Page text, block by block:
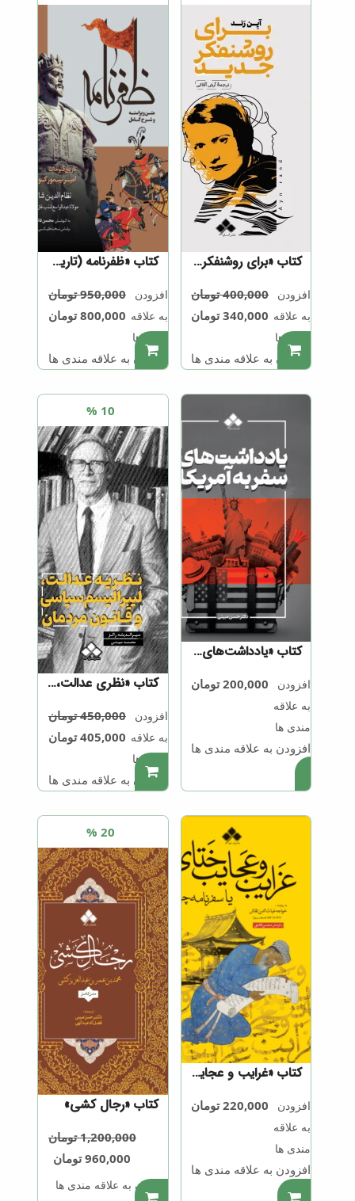
کتاب «برای روشنفکر جدید»
400,000 تومان
340,000 تومان
.
افزودن
به علاقه
مندی ها
افزودن به علاقه مندی ها
کتاب «ظفرنامه (تاریخ فتوحات امیر تیمور گورکان)»
950,000 تومان
800,000 تومان
.
افزودن
به علاقه
مندی ها
افزودن به علاقه مندی ها
کتاب «یادداشت‌های سفر به آمریکا»
200,000 تومان
افزودن
به علاقه
مندی ها
افزودن به علاقه مندی ها
10 %
کتاب «نظری عدالت، لیبرالیسم سیاسی و قانون مردمان (سیر اندیشه رالز)»
450,000 تومان
405,000 تومان
.
افزودن
به علاقه
مندی ها
افزودن به علاقه مندی ها
کتاب «غرایب و عجایب ختای یا سفرنامه چین»
220,000 تومان
افزودن
به علاقه
مندی ها
افزودن به علاقه مندی ها
20 %
کتاب «رجال کشی»
1,200,000 تومان
960,000 تومان
افزودن به علاقه مندی ها